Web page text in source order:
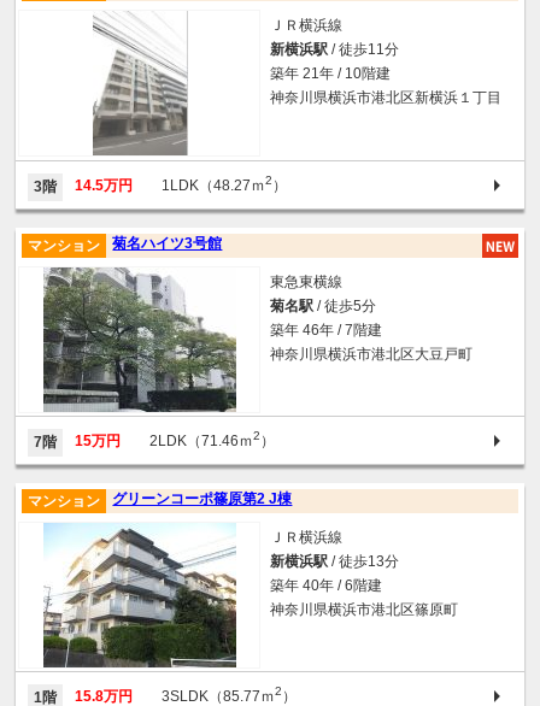
ＪＲ横浜線
新横浜駅 / 徒歩11分
築年 21年 / 10階建
神奈川県横浜市港北区新横浜１丁目
3階 14.5万円 1LDK（48.27ｍ2 ）
菊名ハイツ3号館
マンション
東急東横線
菊名駅 / 徒歩5分
築年 46年 / 7階建
神奈川県横浜市港北区大豆戸町
7階 15万円 2LDK（71.46ｍ2 ）
グリーンコーポ篠原第2 J棟
マンション
ＪＲ横浜線
新横浜駅 / 徒歩13分
築年 40年 / 6階建
神奈川県横浜市港北区篠原町
1階 15.8万円 3SLDK（85.77ｍ2 ）